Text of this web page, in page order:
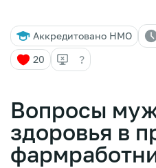
Лекторы
FAQ
Аккредитовано НМО
20 ?
Вопросы
здоровья в